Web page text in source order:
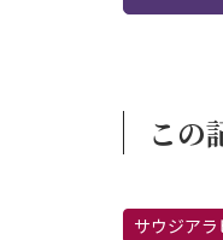
この
サウジアラ